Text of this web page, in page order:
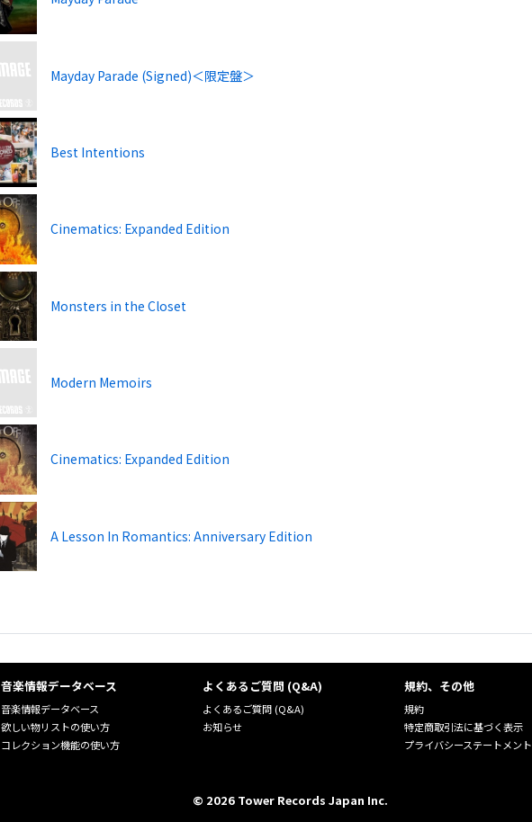
Mayday Parade (Signed)＜限定盤＞
Best Intentions
Cinematics: Expanded Edition
Monsters in the Closet
Modern Memoirs
Cinematics: Expanded Edition
A Lesson In Romantics: Anniversary Edition
音楽情報データベース
音楽情報データベース
欲しい物リストの使い方
コレクション機能の使い方
よくあるご質問 (Q&A)
よくあるご質問 (Q&A)
お知らせ
規約、その他
規約
特定商取引法に基づく表示
プライバシーステートメント
© 2026Tower Records Japan Inc.